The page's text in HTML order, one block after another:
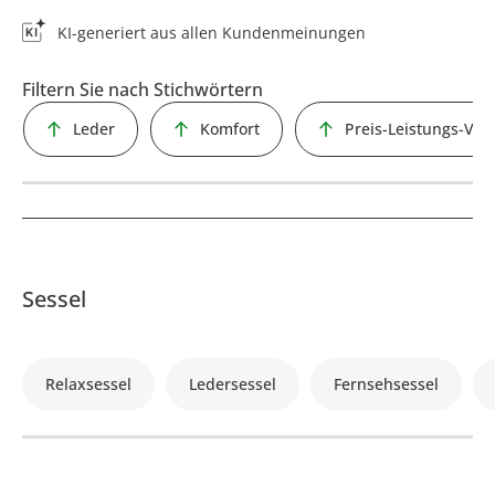
KI-generiert aus allen Kundenmeinungen
Filtern Sie nach Stichwörtern
Leder Komfort Preis-Leistungs-
Sessel
Relaxsessel Ledersessel Fernsehsessel